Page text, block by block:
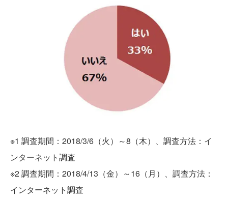
※1 調査期間：2018/3/6（火）～8（木）、調査方法：イ
ンターネット調査
※2 調査期間：2018/4/13（金）～16（月）、調査方法：
インターネット調査